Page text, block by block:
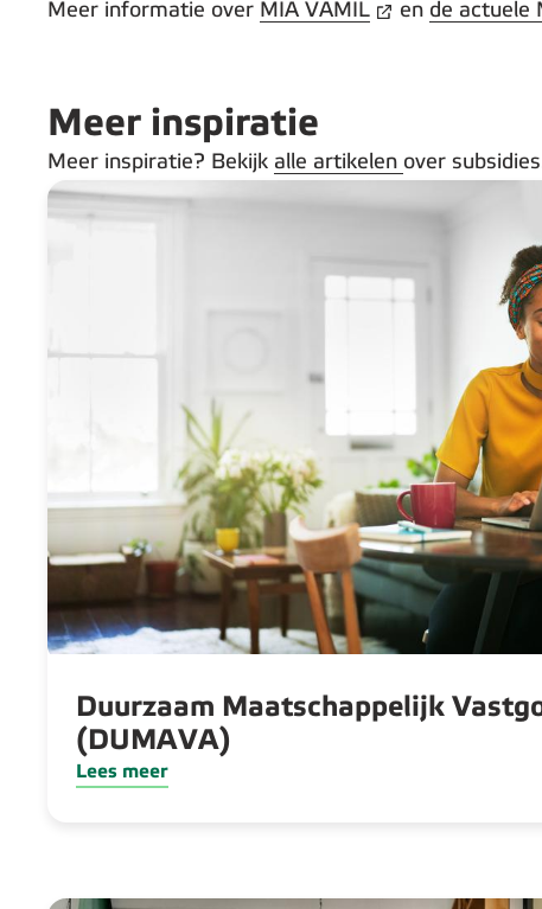
Meer informatie over MIA VAMIL en de actuele
Meer inspiratie
Meer inspiratie? Bekijk alle artikelen over
Duurzaam Maatschappelijk
(DUMAVA)
Lees meer